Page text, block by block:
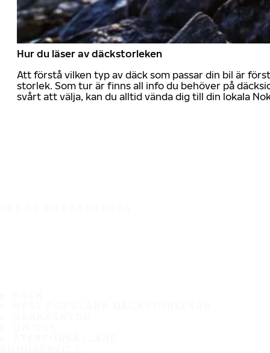
Hur du läser av däckstorleken
Att förstå vilken typ av däck som passar din bil är
storlek. Som tur är finns all info du behöver på
svårt att välja, kan du alltid vända dig till din lokala